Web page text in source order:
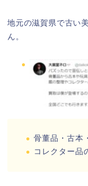
地元の滋賀県で古い
ん。
骨董品・古本
コレクター品